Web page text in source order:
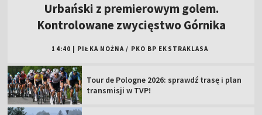
Urbański z premierowym golem.
Kontrolowane zwycięstwo Górnika
14:40 PIŁKA NOŻNA / PKO BP EKSTRAKLASA
Tour de Pologne 2026: sprawdź trasę i plan
transmisji w TVP!